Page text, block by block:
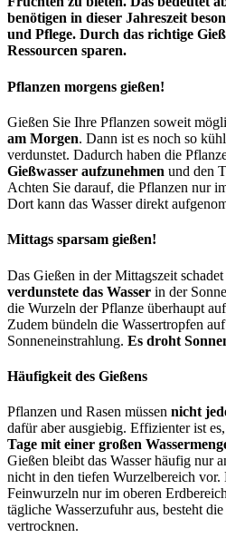
benötigen in dieser Jahreszeit
und Pflege. Durch das richtige
Ressourcen sparen.
Pflanzen morgens gießen!
Gießen Sie Ihre Pflanzen soweit
am Morgen. Dann ist es noch so
verdunstet. Dadurch haben die
Gießwasser aufzunehmen und den
Achten Sie darauf, die Pflanzen nur
Dort kann das Wasser direkt
Mittags sparsam gießen!
Das Gießen in der Mittagszeit
verdunstete das Wasser in der
die Wurzeln der Pflanze überhaupt
Zudem bündeln die Wassertropfen
Sonneneinstrahlung. Es droht
Häufigkeit des Gießens
Pflanzen und Rasen müssen nicht
dafür aber ausgiebig. Effizienter ist
Tage mit einer großen
Gießen bleibt das Wasser häufig nur
nicht in den tiefen Wurzelbereich vor.
Feinwurzeln nur im oberen
tägliche Wasserzufuhr aus, besteht
vertrocknen.